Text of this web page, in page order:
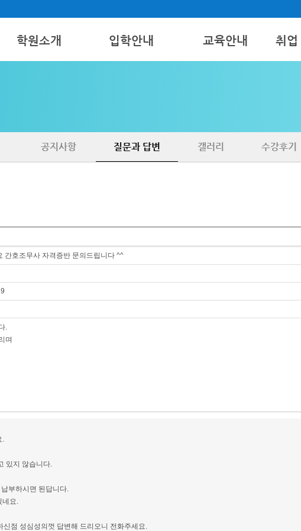
학원소개 입학안내 교육안내 취
공지사항 질문과 답변 갤러리 수강후기
간호조무사 자격증반 문의드립니다 ^^
.
며
.
있지 않습니다.
부하시면 된답니다.
네요.
점 성심성의껏 답변해 드리오니 전화주세요.